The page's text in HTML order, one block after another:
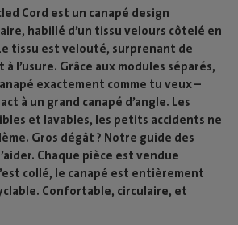
Cord est un canapé design
habillé d’un tissu velours côtelé en
tissu est velouté, surprenant de
l’usure. Grâce aux modules séparés,
exactement comme tu veux –
à un grand canapé d’angle. Les
et lavables, les petits accidents ne
Gros dégât ? Notre guide des
Chaque pièce est vendue
collé, le canapé est entièrement
Confortable, circulaire, et